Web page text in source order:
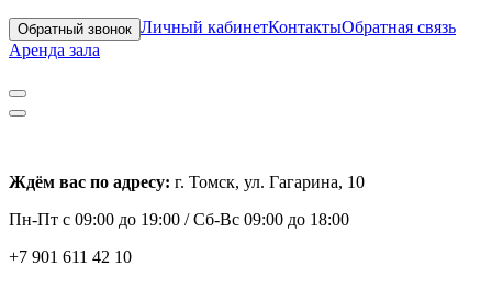
Обратный звонок Личный кабинетКонтактыОбратная связь
Аренда зала
Ждём вас по адресу: г. Томск, ул. Гагарина, 10
Пн-Пт с 09:00 до 19:00 /Сб-Вс 09:00 до 18:00
+7 901 611 42 10